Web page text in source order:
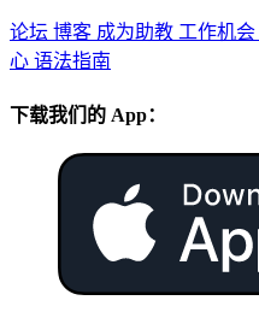
论坛 博客 成为助教 工作机会
心 语法指南
下载我们的 App：